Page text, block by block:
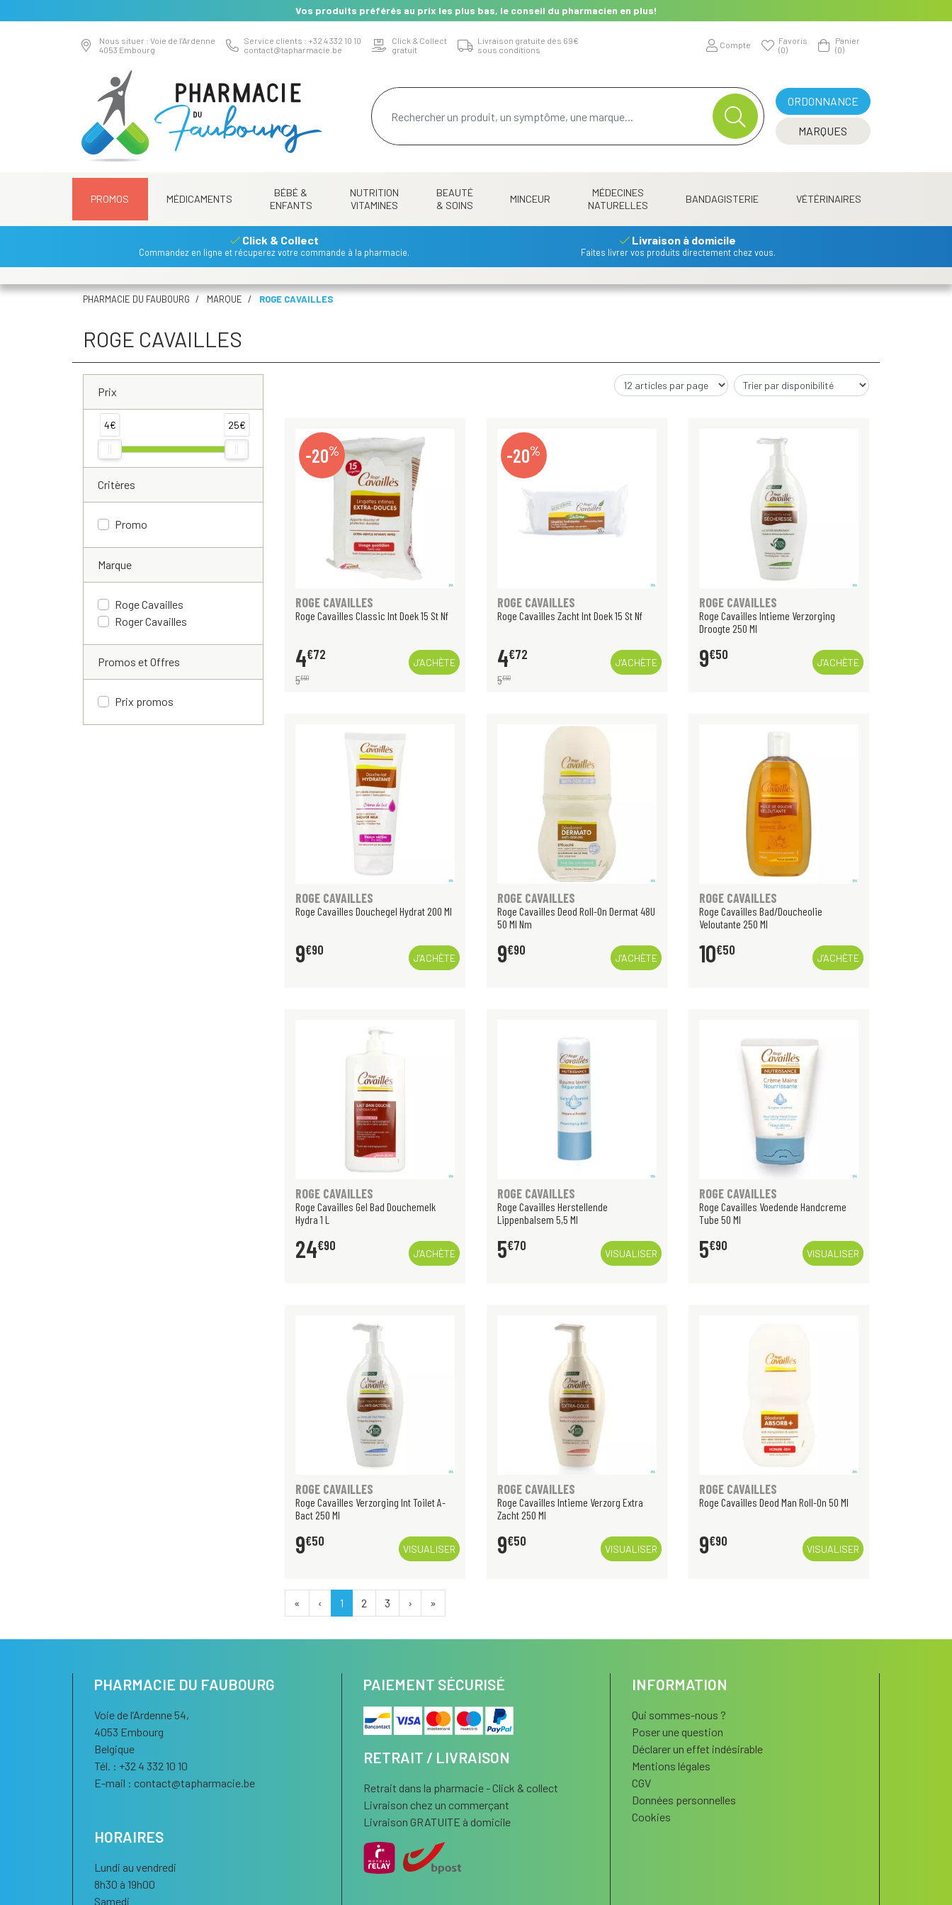
Vos produits préférés au prix les plus bas, le conseil du pharmacien en plus!
Nous situer : Voie de l’Ardenne
4053 Embourg
Service clients : +32 4 332 10 10
contact@tapharmacie.be
Click & Collect
gratuit
Livraison gratuite dès 69€
sous conditions
Compte
Favoris
(0)
Panier
(0)
ORDONNANCE
MARQUES
PROMOS MÉDICAMENTS
BÉBÉ &
ENFANTS
NUTRITION
VITAMINES
BEAUTÉ
& SOINS
MINCEUR
MÉDECINES
NATURELLES
BANDAGISTERIE VÉTÉRINAIRES
Click & Collect
Commandez en ligne et récuperez votre commande à la pharmacie.
Livraison à domicile
Faites livrer vos produits directement chez vous.
PHARMACIE DU FAUBOURG MARQUE ROGE CAVAILLES
ROGE CAVAILLES
Prix
4€ 25€
Critères
Promo
Marque
Roge Cavailles
Roger Cavailles
Promos et Offres
Prix promos
-20%
ROGE CAVAILLES
Roge Cavailles Classic Int Doek 15 St Nf
4€72
5€90
J’ACHÈTE
-20%
ROGE CAVAILLES
Roge Cavailles Zacht Int Doek 15 St Nf
4€72
5€90
J’ACHÈTE
ROGE CAVAILLES
Roge Cavailles Intieme Verzorging
Droogte 250 Ml
9€50
J’ACHÈTE
ROGE CAVAILLES
Roge Cavailles Douchegel Hydrat 200 Ml
9€90
J’ACHÈTE
ROGE CAVAILLES
Roge Cavailles Deod Roll-On Dermat 48U
50 Ml Nm
9€90
J’ACHÈTE
ROGE CAVAILLES
Roge Cavailles Bad/Doucheolie
Veloutante 250 Ml
10€50
J’ACHÈTE
ROGE CAVAILLES
Roge Cavailles Gel Bad Douchemelk
Hydra 1 L
24€90
J’ACHÈTE
ROGE CAVAILLES
Roge Cavailles Herstellende
Lippenbalsem 5,5 Ml
5€70
VISUALISER
ROGE CAVAILLES
Roge Cavailles Voedende Handcreme
Tube 50 Ml
5€90
VISUALISER
ROGE CAVAILLES
Roge Cavailles Verzorging Int Toilet A-
Bact 250 Ml
9€50
VISUALISER
ROGE CAVAILLES
Roge Cavailles Intieme Verzorg Extra
Zacht 250 Ml
9€50
VISUALISER
ROGE CAVAILLES
Roge Cavailles Deod Man Roll-On 50 Ml
9€90
VISUALISER
« ‹ 1 2 3 › »
PHARMACIE DU FAUBOURG
Voie de l’Ardenne 54,
4053 Embourg
Belgique
Tél. : +32 4 332 10 10
E-mail : contact@tapharmacie.be
HORAIRES
Lundi au vendredi
8h30 à 19h00
Samedi
PAIEMENT SÉCURISÉ
RETRAIT / LIVRAISON
Retrait dans la pharmacie - Click & collect
Livraison chez un commerçant
Livraison GRATUITE à domicile
INFORMATION
Qui sommes-nous ?
Poser une question
Déclarer un effet indésirable
Mentions légales
CGV
Données personnelles
Cookies